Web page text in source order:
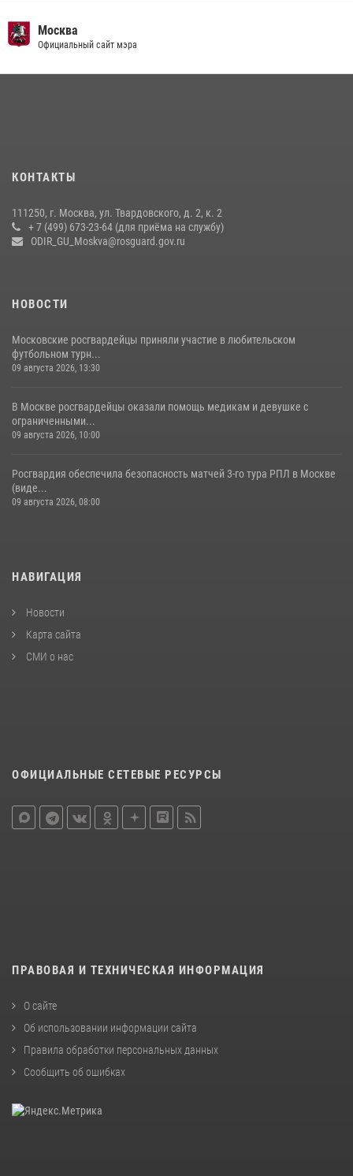
районе Китай-города (видео)
30 июля 2026, 14:00 1
матче в Москве обеспечила Росгвардия (видео)
Центральный округ Росгвардии отмечает 105-летие
Москва
Официальный сайт мэра
КОНТАКТЫ
111250, г. Москва, ул. Твардовского, д. 2, к. 2
+ 7 (499) 673-23-64 (для приёма на службу)
ODIR_GU_Moskva@rosguard.gov.ru
НОВОСТИ
Московские росгвардейцы приняли участие в любительском
футбольном турн...
09 августа 2026, 13:30
В Москве росгвардейцы оказали помощь медикам и девушке с
ограниченными...
09 августа 2026, 10:00
Росгвардия обеспечила безопасность матчей 3-го тура РПЛ в Москве
(виде...
09 августа 2026, 08:00
НАВИГАЦИЯ
Новости
Карта сайта
СМИ о нас
ОФИЦИАЛЬНЫЕ СЕТЕВЫЕ РЕСУРСЫ
ПРАВОВАЯ И ТЕХНИЧЕСКАЯ ИНФОРМАЦИЯ
О сайте
Об использовании информации сайта
Правила обработки персональных данных
Сообщить об ошибках